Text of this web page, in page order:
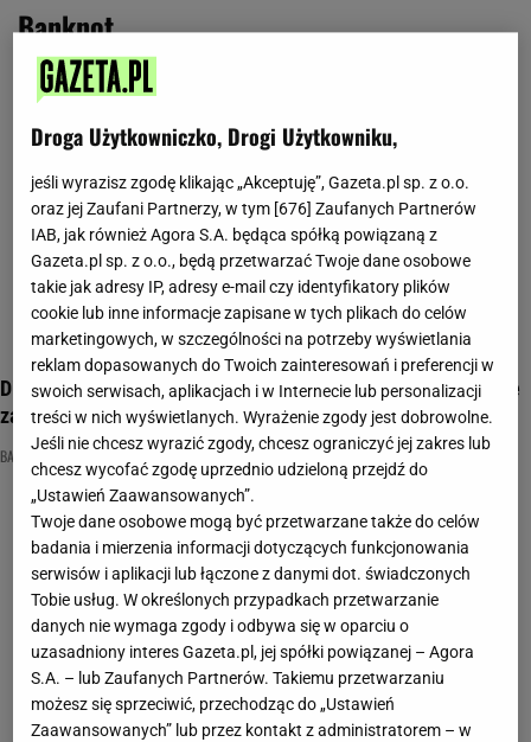
banknot
Diabelsko trudny quiz wiedzy ogólnej. Myślisz, że nic cię nie
zaskoczy?
BAJKI DLA DZIECI BANKNOT NAJNOWSZE QUIZY DZISIAJ DODANE
Droga Użytkowniczko, Drogi Użytkowniku,
jeśli wyrazisz zgodę klikając „Akceptuję”, Gazeta.pl sp. z o.o.
oraz jej Zaufani Partnerzy, w tym [676] Zaufanych Partnerów
IAB, jak również Agora S.A. będąca spółką powiązaną z
Gazeta.pl sp. z o.o., będą przetwarzać Twoje dane osobowe
takie jak adresy IP, adresy e-mail czy identyfikatory plików
cookie lub inne informacje zapisane w tych plikach do celów
marketingowych, w szczególności na potrzeby wyświetlania
reklam dopasowanych do Twoich zainteresowań i preferencji w
swoich serwisach, aplikacjach i w Internecie lub personalizacji
treści w nich wyświetlanych. Wyrażenie zgody jest dobrowolne.
Jeśli nie chcesz wyrazić zgody, chcesz ograniczyć jej zakres lub
chcesz wycofać zgodę uprzednio udzieloną przejdź do
„Ustawień Zaawansowanych”.
Twoje dane osobowe mogą być przetwarzane także do celów
badania i mierzenia informacji dotyczących funkcjonowania
serwisów i aplikacji lub łączone z danymi dot. świadczonych
Tobie usług. W określonych przypadkach przetwarzanie
danych nie wymaga zgody i odbywa się w oparciu o
uzasadniony interes Gazeta.pl, jej spółki powiązanej – Agora
S.A. – lub Zaufanych Partnerów. Takiemu przetwarzaniu
możesz się sprzeciwić, przechodząc do „Ustawień
Zaawansowanych” lub przez kontakt z administratorem – w